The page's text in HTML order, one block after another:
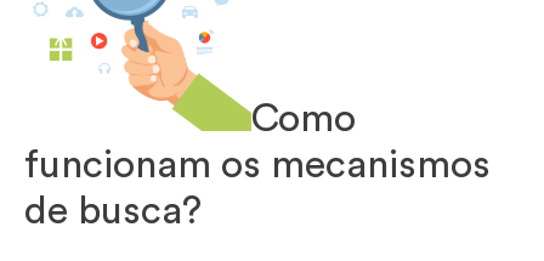
Como
funcionam os mecanismos
de busca?